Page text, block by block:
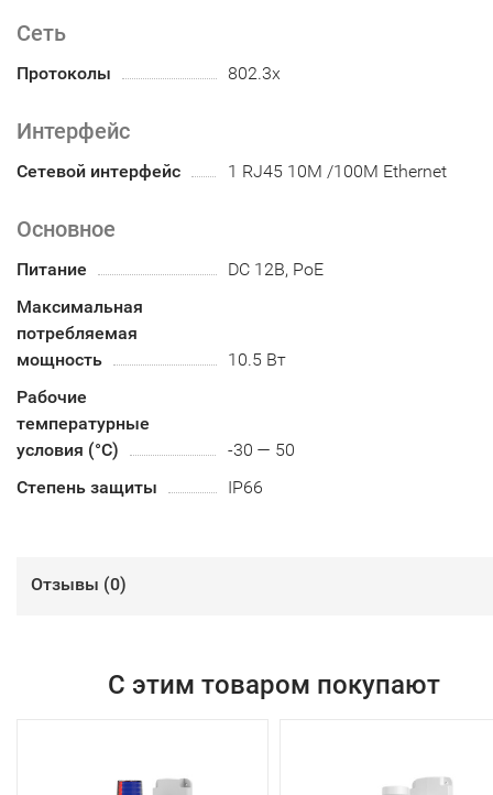
Сеть
Протоколы 802.3x
Интерфейс
Сетевой интерфейс 1 RJ45 10M /100M Ethernet
Основное
Питание
DC 12В, PoE
Максимальная
потребляемая
мощность
10.5 Вт
Рабочие
температурные
условия (°С)
-30 — 50
Степень защиты
IP66
Отзывы (0)
С этим товаром покупают